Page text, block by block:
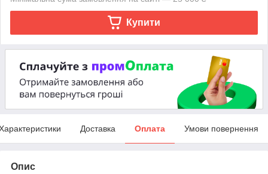
Купити
Доставка Оплата Умови повернення
Опис